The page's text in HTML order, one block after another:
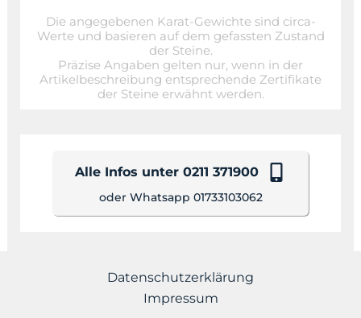
Die angegebenen Karat-Gewichte sind circa-
Werte und basieren auf dem gefassten Zustand
der Steine.
Präzise Angaben gelten nur, wenn in der
Artikelbeschreibung entsprechende Zertifikate
der Steine erwähnt werden.
Alle Infos unter 0211 371900
oder Whatsapp 01733103062
Datenschutzerklärung
Impressum